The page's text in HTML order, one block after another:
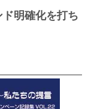
明確化を打ち